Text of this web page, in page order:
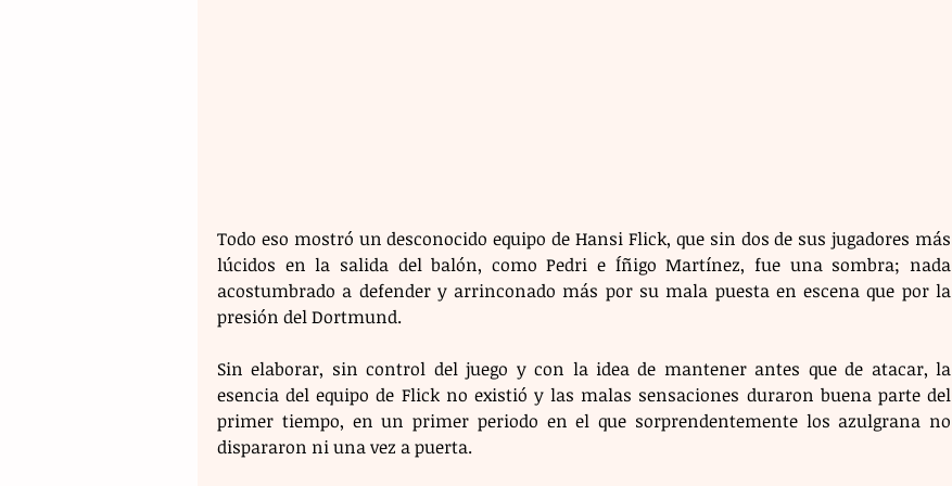
Todo eso mostró un desconocido equipo de Hansi Flick, que sin dos de sus jugadores más
lúcidos en la salida del balón, como Pedri e Íñigo Martínez, fue una sombra; nada
acostumbrado a defender y arrinconado más por su mala puesta en escena que por la
presión del Dortmund.
Sin elaborar, sin control del juego y con la idea de mantener antes que de atacar, la
esencia del equipo de Flick no existió y las malas sensaciones duraron buena parte del
primer tiempo, en un primer periodo en el que sorprendentemente los azulgrana no
dispararon ni una vez a puerta.